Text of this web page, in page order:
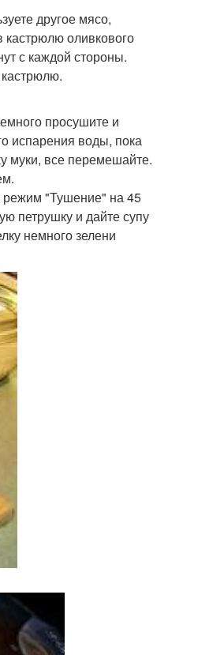
другое мясо,
кастрюлю оливкового
с каждой стороны.
просушите и
испарения воды, пока
муки, все перемешайте.
режим "Тушение" на 45
петрушку и дайте супу
немного зелени